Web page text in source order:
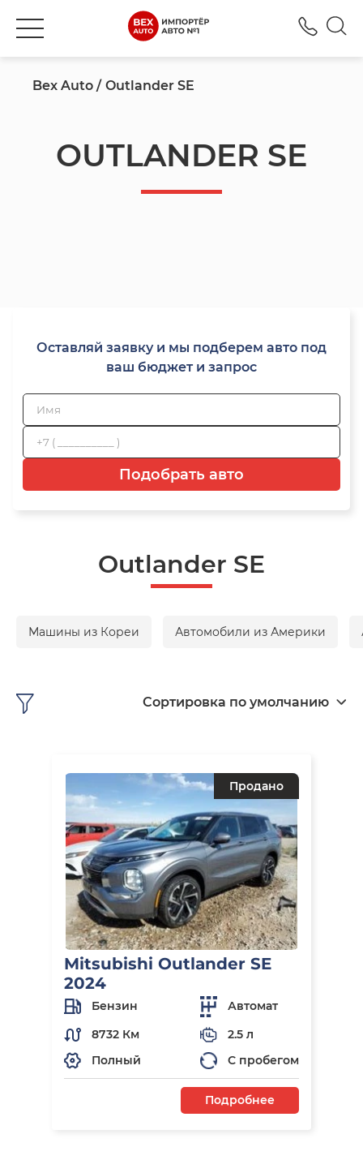
Bex Auto Outlander SE
OUTLANDER SE
Оставляй заявку и мы подберем авто под
ваш бюджет и запрос
Подобрать авто
Outlander SE
Машины из Кореи Автомобили из Америки
Сортировка по умолчанию
Продано
Mitsubishi Outlander SE
2024
Бензин
Автомат
8732 Км
2.5 л
Полный
С пробегом
Подробнее